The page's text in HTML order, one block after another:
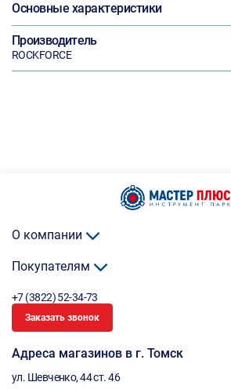
Основные характеристики
Производитель
ROCKFORCE
О компании
Покупателям
+7 (3822) 52-34-73
Заказать звонок
Адреса магазинов в г. Томск
ул. Шевченко, 44 ст. 46